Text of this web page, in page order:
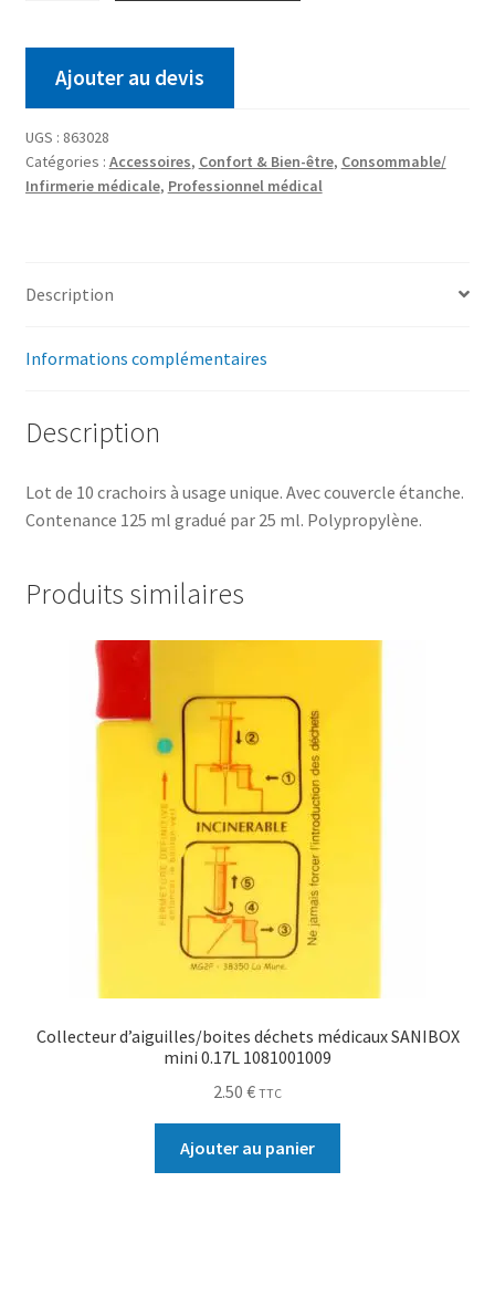
Ajouter au devis
UGS : 863028
Catégories : Accessoires, Confort & Bien-être, Consommable/
Infirmerie médicale, Professionnel médical
Description
Informations complémentaires
Description
Lot de 10 crachoirs à usage unique. Avec couvercle étanche.
Contenance 125 ml gradué par 25 ml. Polypropylène.
Produits similaires
Collecteur d’aiguilles/boites déchets médicaux SANIBOX
mini 0.17L 1081001009
2.50 € TTC
Ajouter au panier